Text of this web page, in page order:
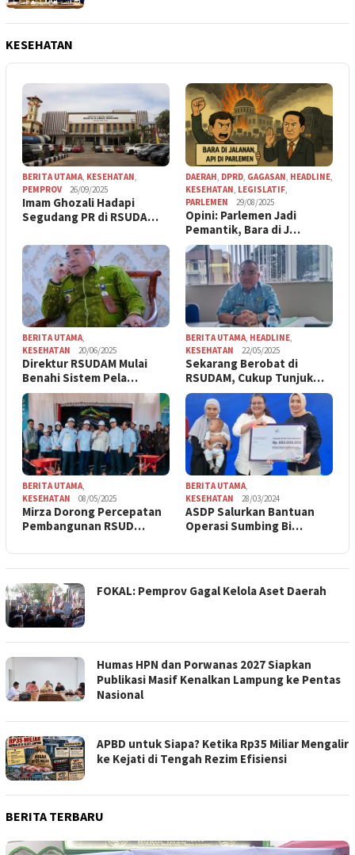
KESEHATAN
BERITA UTAMA KESEHATAN
PEMPROV
26/09/2025
Imam Ghozali Hadapi
Segudang PR di RSUDA…
DAERAH DPRD GAGASAN HEADLINE
KESEHATAN LEGISLATIF
PARLEMEN
29/08/2025
Opini: Parlemen Jadi
Pemantik, Bara di J…
BERITA UTAMA
KESEHATAN
20/06/2025
Direktur RSUDAM Mulai
Benahi Sistem Pela…
BERITA UTAMA HEADLINE
KESEHATAN
22/05/2025
Sekarang Berobat di
RSUDAM, Cukup Tunjuk…
BERITA UTAMA,
KESEHATAN
08/05/2025
Mirza Dorong Percepatan
Pembangunan RSUD…
BERITA UTAMA,
KESEHATAN
28/03/2024
ASDP Salurkan Bantuan
Operasi Sumbing Bi…
FOKAL: Pemprov Gagal Kelola Aset Daerah
Humas HPN dan Porwanas 2027 Siapkan
Publikasi Masif Kenalkan Lampung ke Pentas
Nasional
APBD untuk Siapa? Ketika Rp35 Miliar Mengalir
ke Kejati di Tengah Rezim Efisiensi
BERITA TERBARU